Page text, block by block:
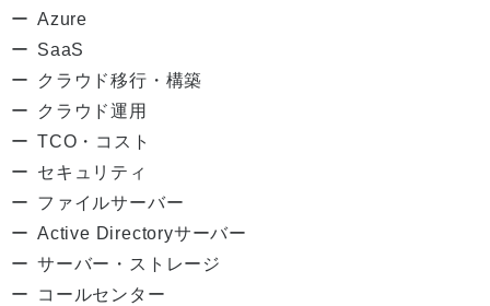
Azure
SaaS
クラウド移行・構築
クラウド運用
TCO・コスト
セキュリティ
ファイルサーバー
Active Directoryサーバー
サーバー・ストレージ
コールセンター